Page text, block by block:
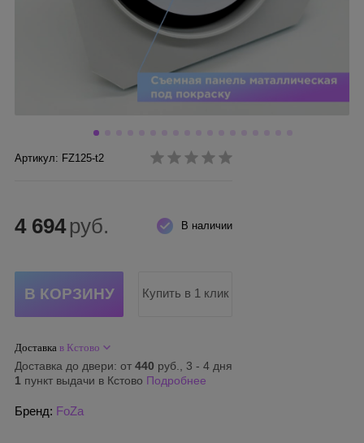
Артикул: FZ125-t2
В наличии
4 694 руб.
Купить в 1 клик
Доставка в Кстово
Доставка до двери: от 440 руб., 3 - 4 дня
1 пункт выдачи в Кстово Подробнее
Бренд: FoZa